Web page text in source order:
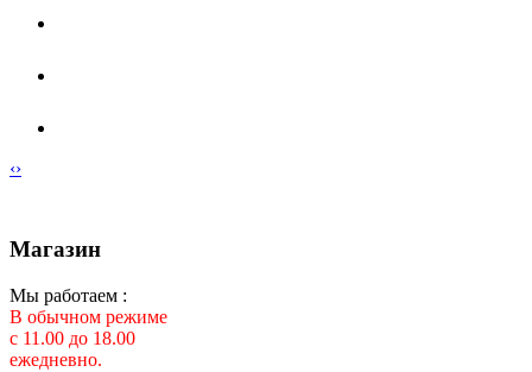
‹›
Магазин
Мы работаем :
В обычном режиме
с 11.00 до 18.00
ежедневно.